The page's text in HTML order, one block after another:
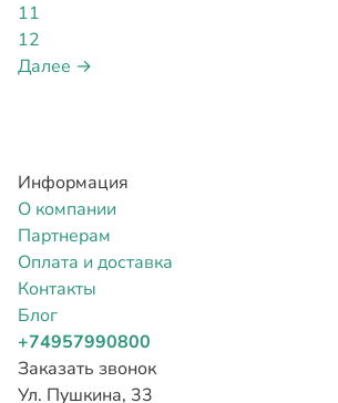
11
12
Далее →
Информация
О компании
Партнерам
Оплата и доставка
Контакты
Блог
+74957990800
Заказать звонок
Ул. Пушкина, 33